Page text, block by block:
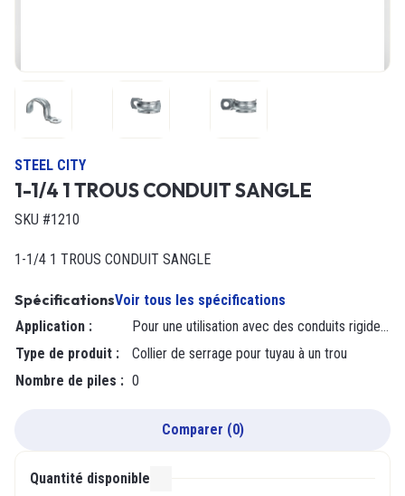
STEEL CITY
1-1/4 1 TROUS CONDUIT SANGLE
SKU #1210
1-1/4 1 TROUS CONDUIT SANGLE
SpécificationsVoir tous les spécifications
Application :
Pour une utilisation avec des conduits rigides/IMC
Type de produit :
Collier de serrage pour tuyau à un trou
Nombre de piles : 0
Comparer (0)
Quantité disponible